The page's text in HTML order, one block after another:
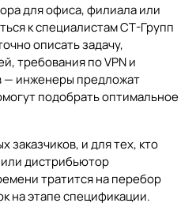
для офиса, филиала или
к специалистам СТ-Групп
описать задачу,
требования по VPN и
— инженеры предложат
подобрать оптимальное
заказчиков, и для тех, кто
или дистрибьютор
тратится на перебор
на этапе спецификации.